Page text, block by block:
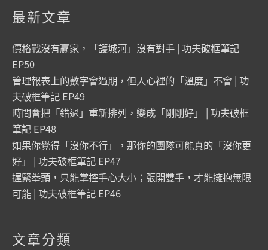
最新文章
價格戰沒有贏家，「護城河」沒有對手 | 功夫破框筆記
EP50
管理報表上的數字會過期，但人心裡的「溫度」不會 | 功
夫破框筆記 EP49
時間會把「錯過」重新排列，變成「剛剛好」 | 功夫破框
筆記 EP48
如果你覺得「沒你不行」，那你的團隊可能真的「沒你更
好」 | 功夫破框筆記 EP47
握緊拳頭，只能掌控手心大小；張開雙手，才能擁抱無限
可能 | 功夫破框筆記 EP46
文章分類